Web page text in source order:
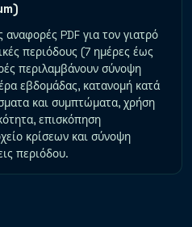
PDF για τον γιατρό
περιόδους (7 ημέρες έως
περιλαμβάνουν σύνοψη
εβδομάδας, κατανομή κατά
και συμπτώματα, χρήση
επισκόπηση
κρίσεων και σύνοψη
περιόδου.